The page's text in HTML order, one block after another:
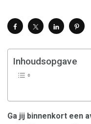
Inhoudsopgave
Ga jij binnenkort een